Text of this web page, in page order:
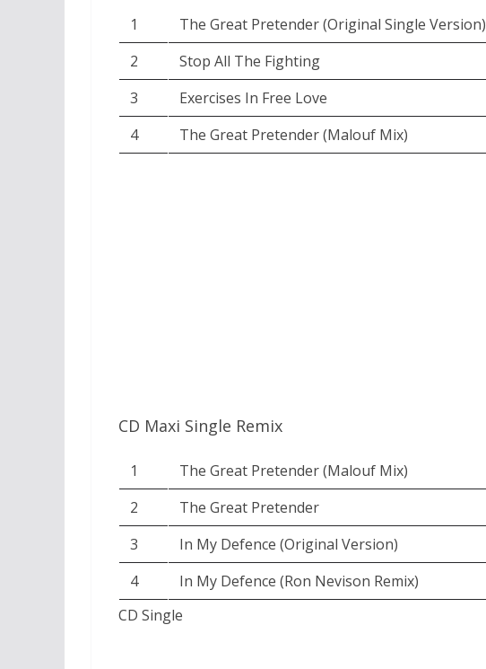
1 The Great Pretender (Original Single Version)
2
Stop All The Fighting
3
Exercises In Free Love
4
The Great Pretender (Malouf Mix)
CD Single
CD Maxi Single Remix
1 The Great Pretender (Malouf Mix)
2
The Great Pretender
3
In My Defence (Original Version)
4
In My Defence (Ron Nevison Remix)